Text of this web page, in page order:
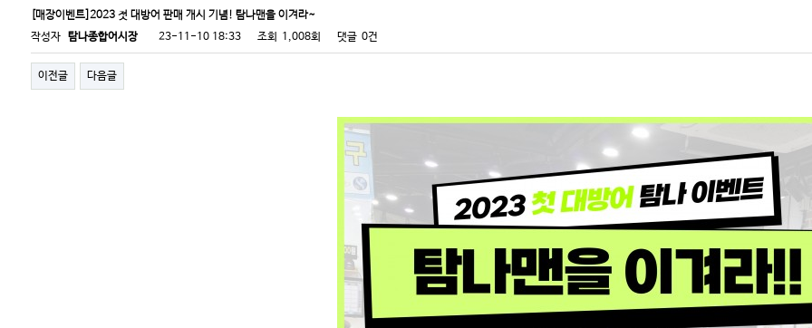
[매장이벤트]2023 첫 대방어 판매 개시 기념! 탐나맨을 이겨라~
작성자 탐나종합어시장 23-11-10 18:33 조회 1,008회 댓글 0건
이전글 다음글